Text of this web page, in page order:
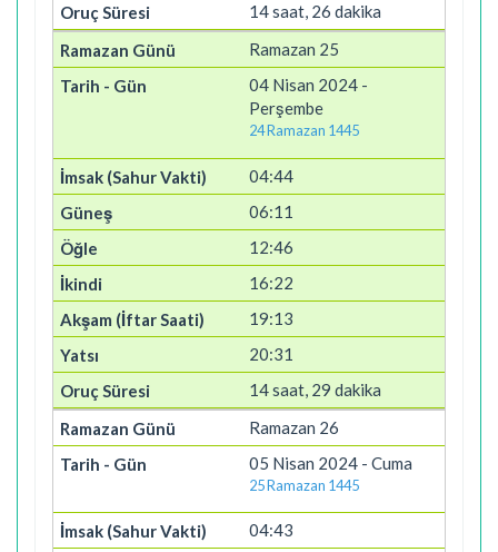
14 saat, 26 dakika
Ramazan 25
04 Nisan 2024 -
Perşembe
24 Ramazan 1445
04:44
06:11
12:46
16:22
19:13
20:31
14 saat, 29 dakika
Ramazan 26
05 Nisan 2024 - Cuma
25 Ramazan 1445
04:43